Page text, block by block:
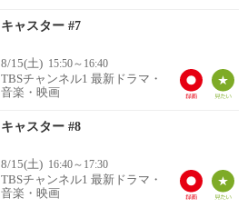
キャスター #7
8/15(土) 15:50～16:40
TBSチャンネル1 最新ドラマ・
音楽・映画
キャスター #8
8/15(土) 16:40～17:30
TBSチャンネル1 最新ドラマ・
音楽・映画